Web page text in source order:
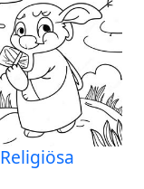
Religiösa